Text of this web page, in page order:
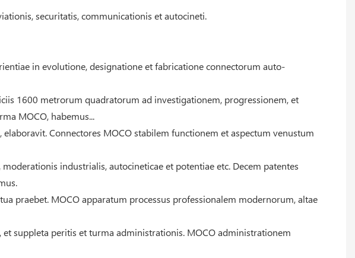
securitatis, communicationis et autocineti.
in evolutione, designatione et fabricatione connectorum auto-
1600 metrorum quadratorum ad investigationem, progressionem, et
MOCO, habemus...
Connectores MOCO stabilem functionem et aspectum venustum
industrialis, autocineticae et potentiae etc. Decem patentes
praebet. MOCO apparatum processus professionalem modernorum, altae
suppleta peritis et turma administrationis. MOCO administrationem